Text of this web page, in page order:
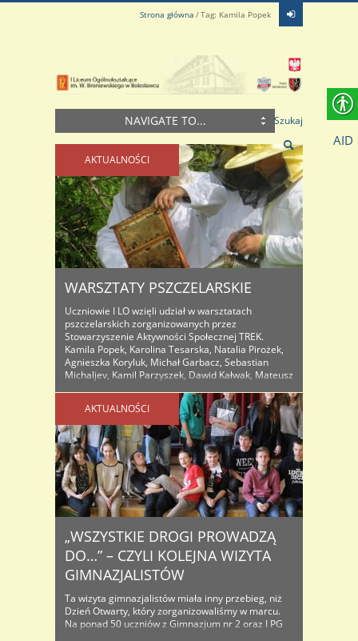
Strona główna Tag: Kamila Popek
NAVIGATE TO... Szukaj
AKTUALNOŚCI
WARSZTATY PSZCZELARSKIE
Uczniowie I LO wzięli udział w warsztatach
pszczelarskich zorganizowanych przez
Stowarzyszenie Aktywności Społecznej TREK.
Kamila Popek, Karolina Tesarska, Natalia Pirożek,
Agnieszka Koryluk, Michał Garbacz, Sebastian
Michaljev, Kamil Parzyszek, Dawid Kałwak, Mateusz
Szymonem Głogowskim z TREK-a i panią Karoliną
Jarząbek odwiedzili jedynych mieszkańców wsi
Luboszów – państwa Jerzego ..
AKTUALNOŚCI
„WSZYSTKIE DROGI PROWADZĄ
DO…” – CZYLI KOLEJNA WIZYTA
GIMNAZJALISTÓW
Ta wizyta gimnazjalistów miała inny przebieg, niż
Dzień Otwarty, który zorganizowaliśmy w marcu.
Na ponad 50 uczniów z Gimnazjum nr 2 oraz I PG
AID